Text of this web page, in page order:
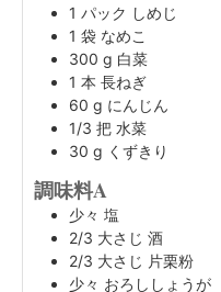
1 パック しめじ
1 袋 なめこ
300 g 白菜
1 本 長ねぎ
60 g にんじん
1/3 把 水菜
30 g くずきり
調味料A
少々 塩
2/3 大さじ 酒
2/3 大さじ 片栗粉
少々 おろししょうが